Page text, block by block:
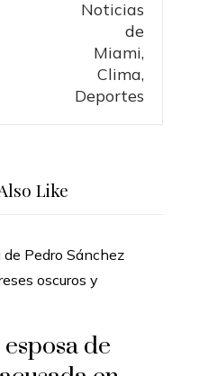
Like
de